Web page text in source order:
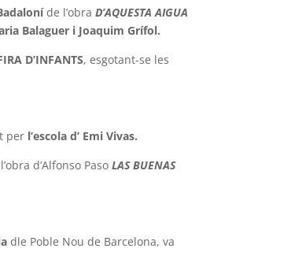
de l’obra D’AQUESTA AIGUA
Balaguer i Joaquim Grífol.
D’INFANTS, esgotant-se les
per l’escola d’ Emi Vivas.
d’Alfonso Paso LAS BUENAS
dle Poble Nou de Barcelona, va